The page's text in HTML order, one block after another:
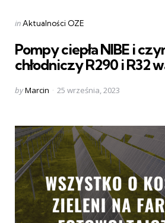
Categories
Posted
inAktualności OZE
Pompy ciepła NIBE i
chłodniczy R290 i R32
Posted
byMarcin 25 września, 2023